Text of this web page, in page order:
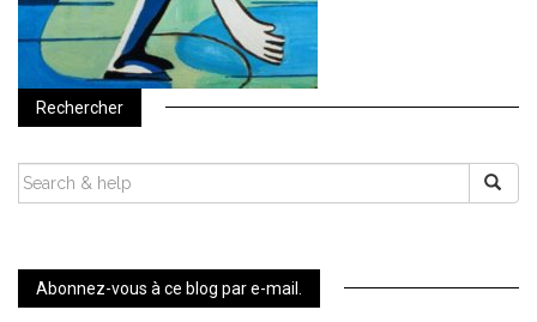
Rechercher
SEARCH
FOR:
Abonnez-vous à ce blog par e-mail.